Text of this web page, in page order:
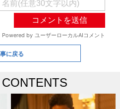
に戻る